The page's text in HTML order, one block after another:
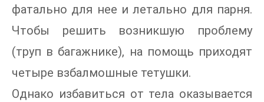
фатально для нее и летально для парня.
Чтобы решить возникшую проблему
(труп в багажнике), на помощь приходят
четыре взбалмошные тетушки.
Однако избавиться от тела оказывается